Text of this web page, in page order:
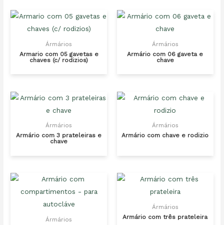
Ármários
Armario com 05 gavetas e
chaves (c/ rodizios)
Ármários
Armário com 06 gaveta e
chave
Ármários
Armário com 3 prateleiras e
chave
Ármários
Armário com chave e rodizio
Ármários
Ármários
Armário com três prateleira